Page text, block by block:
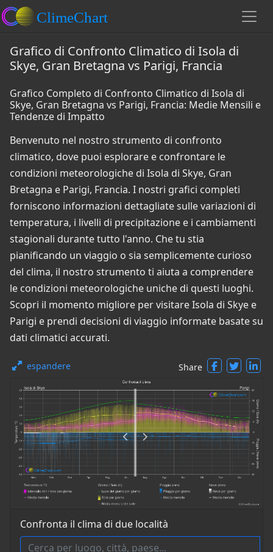
Grafico di Confronto Climatico di Isola di
Skye, Gran Bretagna vs Parigi, Francia
Grafico Completo di Confronto Climatico di Isola di
Skye, Gran Bretagna vs Parigi, Francia: Medie Mensili e
Tendenze di Impatto
Benvenuto nel nostro strumento di confronto
climatico, dove puoi esplorare e confrontare le
condizioni meteorologiche di Isola di Skye, Gran
Bretagna e Parigi, Francia. I nostri grafici completi
forniscono informazioni dettagliate sulle variazioni di
temperatura, i livelli di precipitazione e i cambiamenti
stagionali durante tutto l'anno. Che tu stia
pianificando un viaggio o sia semplicemente curioso
del clima, il nostro strumento ti aiuta a comprendere
le condizioni meteorologiche uniche di questi luoghi.
Scopri il momento migliore per visitare Isola di Skye e
Parigi e prendi decisioni di viaggio informate basate su
dati climatici accurati.
espandere Share
Confronta il clima di due località